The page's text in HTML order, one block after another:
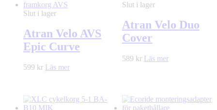
Slut i lager
Atran Velo AVS
Epic Curve
599 kr Läs mer
Slut i lager
Atran Velo Duo
Cover
589 kr Läs mer